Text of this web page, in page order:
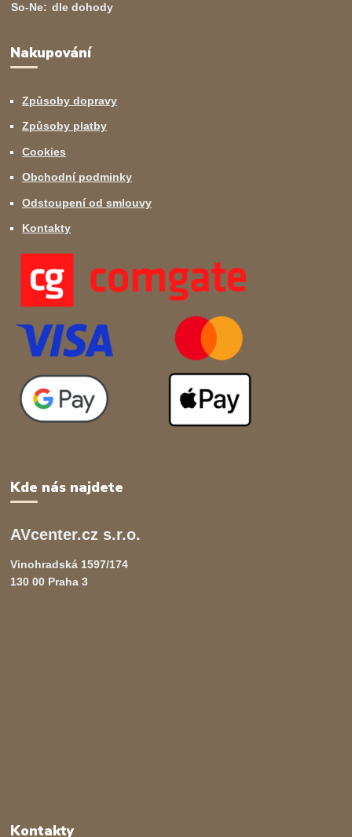
So-Ne: dle dohody
Nakupování
Způsoby dopravy
Způsoby platby
Cookies
Obchodní podminky
Odstoupení od smlouvy
Kontakty
Kde nás najdete
AVcenter.cz s.r.o.
Vinohradská 1597/174
130 00 Praha 3
Kontakty